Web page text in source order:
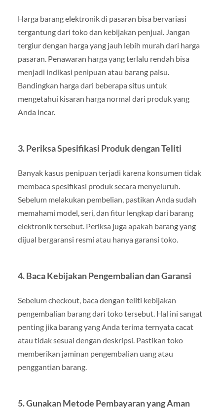
Harga barang elektronik di pasaran bisa bervariasi
tergantung dari toko dan kebijakan penjual. Jangan
tergiur dengan harga yang jauh lebih murah dari harga
pasaran. Penawaran harga yang terlalu rendah bisa
menjadi indikasi penipuan atau barang palsu.
Bandingkan harga dari beberapa situs untuk
mengetahui kisaran harga normal dari produk yang
Anda incar.
3.Periksa Spesifikasi Produk dengan Teliti
Banyak kasus penipuan terjadi karena konsumen tidak
membaca spesifikasi produk secara menyeluruh.
Sebelum melakukan pembelian, pastikan Anda sudah
memahami model, seri, dan fitur lengkap dari barang
elektronik tersebut. Periksa juga apakah barang yang
dijual bergaransi resmi atau hanya garansi toko.
4.Baca Kebijakan Pengembalian dan Garansi
Sebelum checkout, baca dengan teliti kebijakan
pengembalian barang dari toko tersebut. Hal ini sangat
penting jika barang yang Anda terima ternyata cacat
atau tidak sesuai dengan deskripsi. Pastikan toko
memberikan jaminan pengembalian uang atau
penggantian barang.
5.Gunakan Metode Pembayaran yang Aman